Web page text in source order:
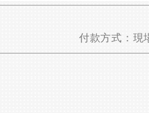
付款方式：現